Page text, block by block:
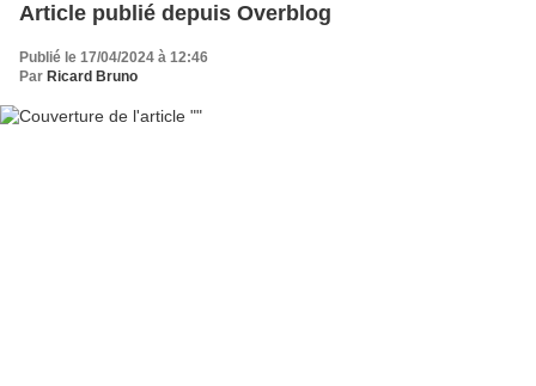
Article publié depuis Overblog
Publié le 17/04/2024 à 12:46
Par Ricard Bruno